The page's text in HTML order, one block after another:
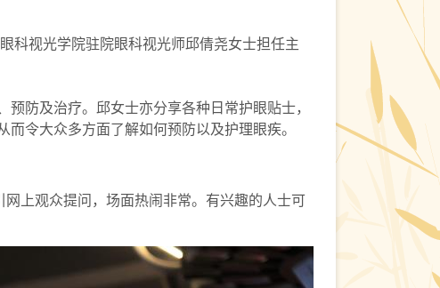
科视光学院驻院眼科视光师邱倩尧女士担任主
防及治疗。邱女士亦分享各种日常护眼贴士，
令大众多方面了解如何预防以及护理眼疾。
上观众提问，场面热闹非常。有兴趣的人士可